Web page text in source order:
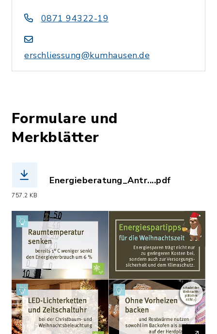
0871 94322-19
erschliessung@kumhausen.de
Formulare und
Merkblätter
757,2 KB
Energieberatung_Antr....pdf